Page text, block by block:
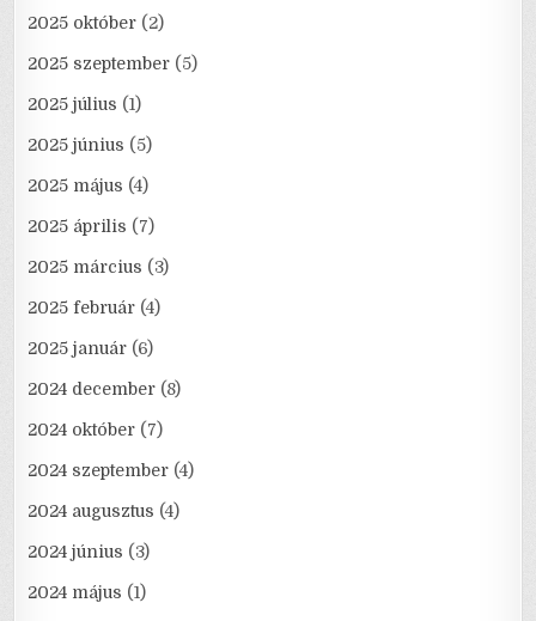
2025 október (2)
2025 szeptember (5)
2025 július (1)
2025 június (5)
2025 május (4)
2025 április (7)
2025 március (3)
2025 február (4)
2025 január (6)
2024 december (8)
2024 október (7)
2024 szeptember (4)
2024 augusztus (4)
2024 június (3)
2024 május (1)